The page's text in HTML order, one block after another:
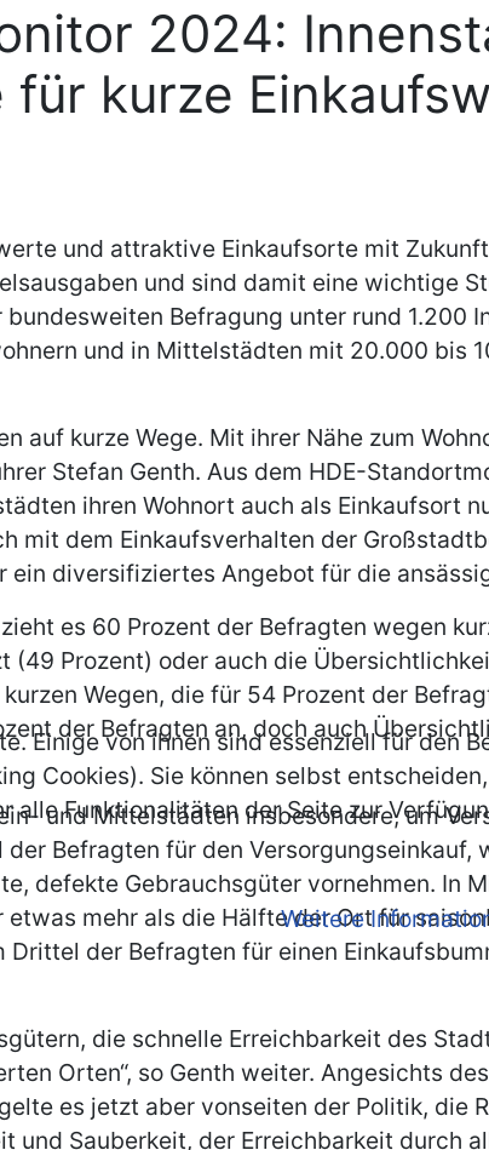
2024:
kurze
und attraktive Einkaufsorte mit
und sind damit eine wichtige
Befragung unter rund
und in Mittelstädten mit 20.000 bis
auf kurze Wege. Mit ihrer Nähe zum
Stefan Genth. Aus dem HDE-
ihren Wohnort auch als Einkaufsort
mit dem Einkaufsverhalten der
diversifiziertes Angebot für die
es 60 Prozent der Befragten wegen
(49 Prozent) oder auch die
Wegen, die für 54 Prozent der
der Befragten an, doch auch
und Mittelstädten insbesondere, um
Befragten für den
defekte Gebrauchsgüter vornehmen.
mehr als die Hälfte der Ort für
der Befragten für einen
die schnelle Erreichbarkeit des
Orten“, so Genth weiter. Angesichts
es jetzt aber vonseiten der Politik,
und Sauberkeit, der Erreichbarkeit durch
Einige von ihnen sind essenziell für den
Cookies). Sie können selbst
alle Funktionalitäten der Seite zur
Weitere